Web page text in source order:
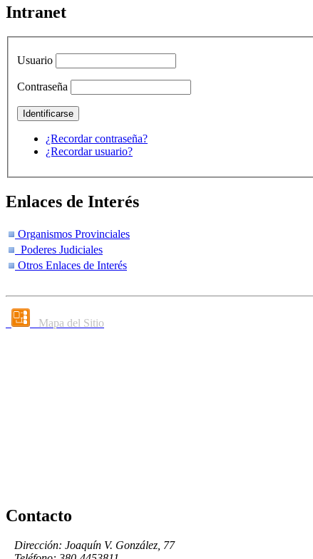
Intranet
Usuario
Contraseña
¿Recordar contraseña?
¿Recordar usuario?
Enlaces de Interés
Organismos Provinciales
Poderes Judiciales
Otros Enlaces de Interés
Mapa del Sitio
Contacto
Dirección: Joaquín V. González, 77